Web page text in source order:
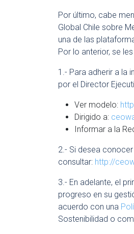
Por último, cabe
Global Chile sobre
una de las
Por lo anterior, se
1.- Para adherir a la
por el Director
Ver modelo:
Dirigido a:
Informar a la
2.- Si desea
consultar: http://
3.- En adelante, el
progreso en su
acuerdo con una
Sostenibilidad o